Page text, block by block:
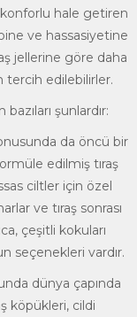
konforlu hale getiren
ve hassasiyetine
jellerine göre daha
tercih edilebilirler.
şunlardır:
da öncü bir
edilmiş tıraş
ciltler için özel
ve tıraş sonrası
çeşitli kokuları
seçenekleri vardır.
dünya çapında
köpükleri, cildi